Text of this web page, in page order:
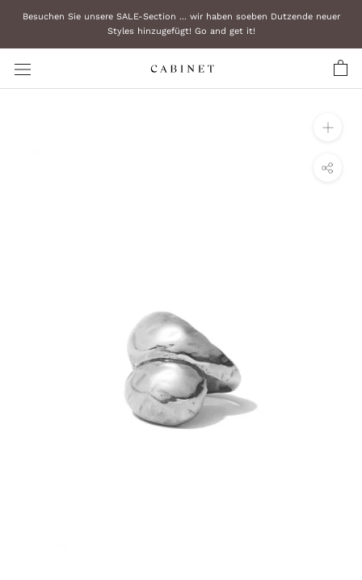
überspringen
Besuchen Sie unsere SALE-Section ... wir haben soeben Dutzende neuer
Styles hinzugefügt! Go and get it!